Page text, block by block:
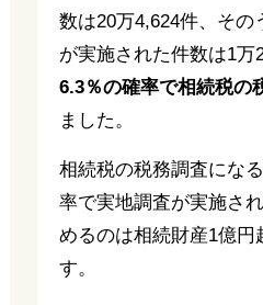
数は20万4,624件、その
が実施された件数は1万
6.3％の確率で相続税の
ました。
相続税の税務調査にな
率で実地調査が実施さ
めるのは相続財産1億円
す。